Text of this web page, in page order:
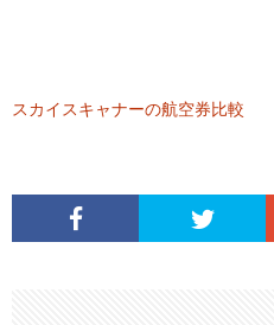
スカイスキャナーの航空券比較